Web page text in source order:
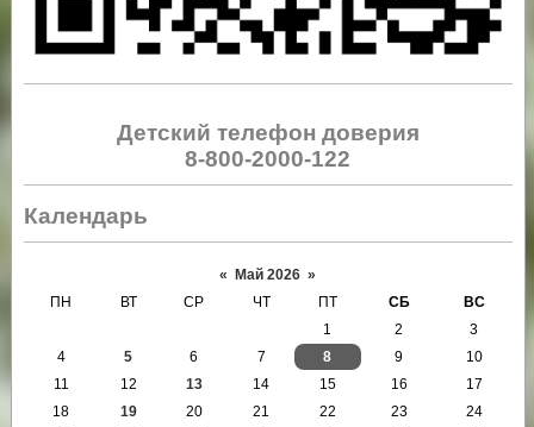
Детский телефон доверия
8-800-2000-122
Календарь
« Май 2026 »
ПН
ВТ СР ЧТ ПТ СБ
ВС
1
2
3
4
5 6 7 8 9
10
11
12 13 14 15 16
17
18
19 20 21 22 23
24